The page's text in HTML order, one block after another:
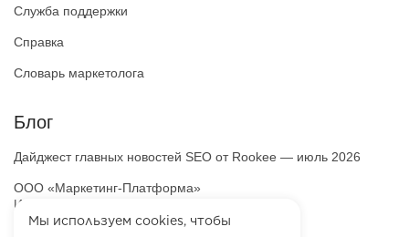
Мы используем cookies, чтобы
Блог
Дайджест главных новостей SEO от Rookee — июль 2026
ООО «Маркетинг-Платформа»
ИНН
ОГРН 1257100003863
Служба поддержки
Справка
Словарь маркетолога